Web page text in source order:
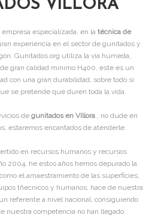
VÍLLORA
especializada, en la técnica de
experiencia en el sector de gunitados y
Gunitados.org utiliza la vía húmeda,
gran calidad mínimo H400, este es un
con una gran durabilidad, sobre todo si
se pretende que duren toda la vida.
de gunitados en Víllora , no dude en
estaremos encantados de atenderle.
en recursos humanos y recursos
2004, he estos años hemos depurado la
el amaestramiento de las superficies,
tñecnicos y humanos, hace de nuestra
referente a nivel nacional, consiguiendo
nuestra competencia no han llegado.